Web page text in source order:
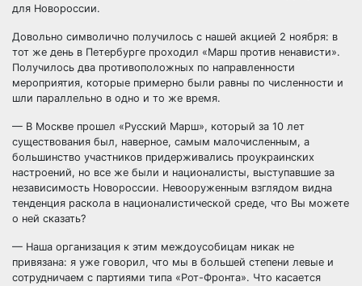
для Новороссии.
Довольно символично получилось с нашей акцией 2 ноября: в
тот же день в Петербурге проходил «Марш против ненависти».
Получилось два противоположных по направленности
мероприятия, которые примерно были равны по численности и
шли параллельно в одно и то же время.
— В Москве прошел «Русский Марш», который за 10 лет
существования был, наверное, самым малочисленным, а
большинство участников придерживались проукраинских
настроений, но все же были и националисты, выступавшие за
независимость Новороссии. Невооруженным взглядом видна
тенденция раскола в националистической среде, что Вы можете
о ней сказать?
— Наша организация к этим междоусобицам никак не
привязана: я уже говорил, что мы в большей степени левые и
сотрудничаем с партиями типа «Рот-Фронта». Что касается